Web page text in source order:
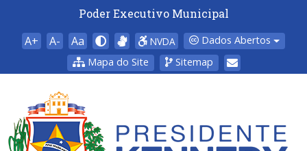
Poder Executivo Municipal
A+ A- Aa NVDA
Dados Abertos
Mapa do Site
Sitemap